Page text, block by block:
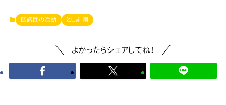
区議団の活動 としま 剛
よかったらシェアしてね！